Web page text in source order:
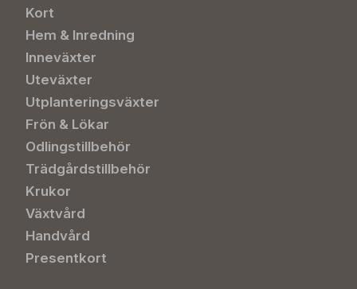
Kort
Hem & Inredning
Inneväxter
Uteväxter
Utplanteringsväxter
Frön & Lökar
Odlingstillbehör
Trädgårdstillbehör
Krukor
Växtvård
Handvård
Presentkort